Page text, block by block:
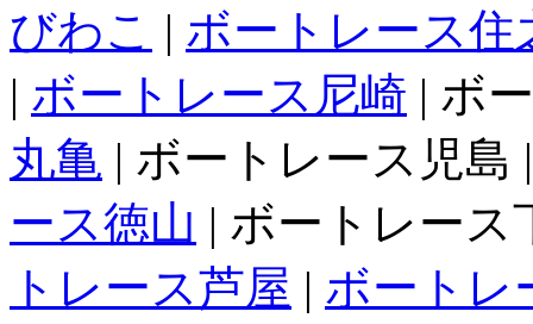
びわこ | ボートレース住
| ボートレース尼崎 | ボ
丸亀 | ボートレース児島
ース徳山 | ボートレー
トレース芦屋 | ボートレ